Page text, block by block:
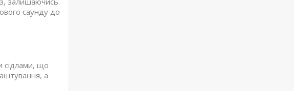
саунду до
сідлами, що
а